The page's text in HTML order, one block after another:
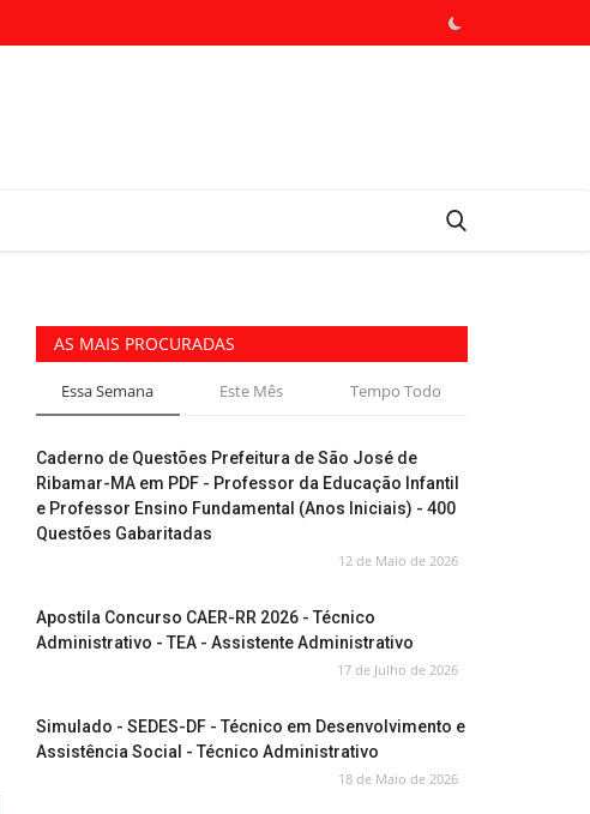
AS MAIS PROCURADAS
Essa Semana Este Mês Tempo Todo
Caderno de Questões Prefeitura de São José de
Ribamar-MA em PDF - Professor da Educação Infantil
e Professor Ensino Fundamental (Anos Iniciais) - 400
Questões Gabaritadas
12 de Maio de 2026
Apostila Concurso CAER-RR 2026 - Técnico
Administrativo - TEA - Assistente Administrativo
17 de Julho de 2026
Simulado - SEDES-DF - Técnico em Desenvolvimento e
Assistência Social - Técnico Administrativo
18 de Maio de 2026